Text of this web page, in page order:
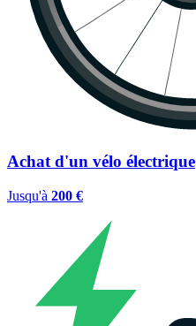
Achat d'un vélo électrique
Jusqu'à 200 €